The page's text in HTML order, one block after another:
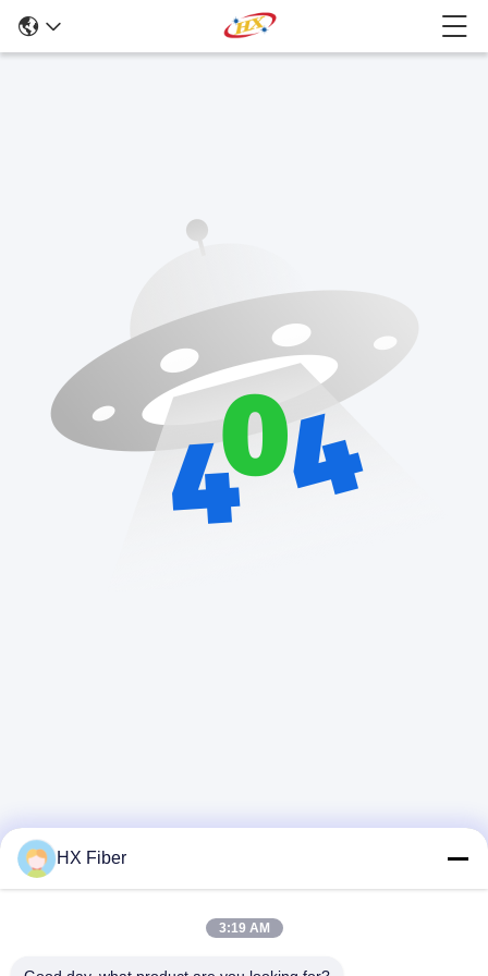
HX Fiber
3:19 AM